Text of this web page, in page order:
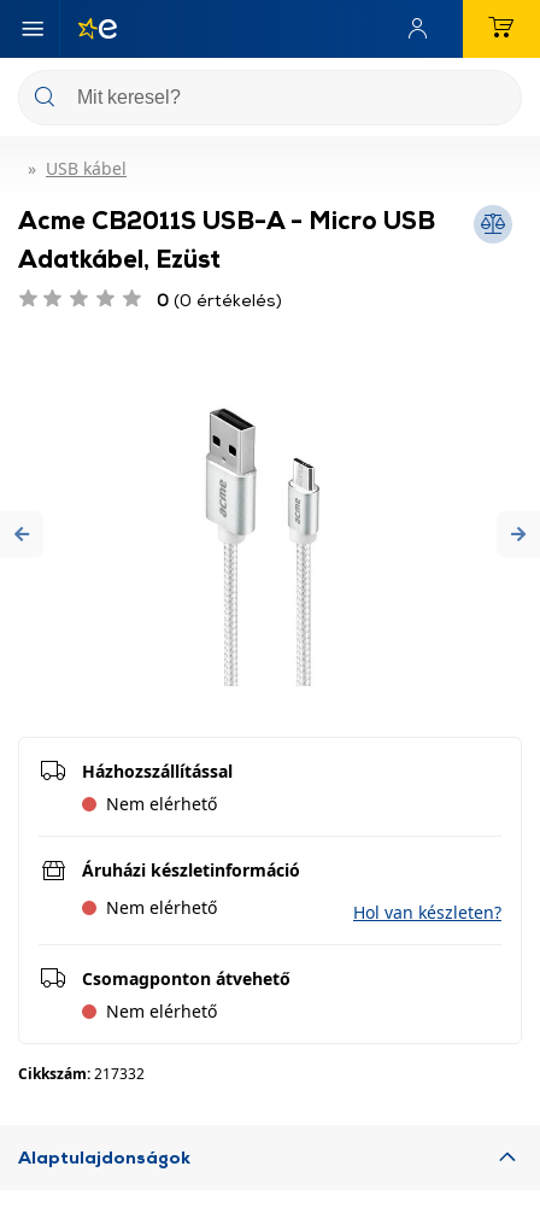
USB kábel
Acme CB2011S USB-A - Micro USB
Adatkábel, Ezüst
0 (0 értékelés)
Previous
Házhozszállítással
Nem elérhető
Áruházi készletinformáció
Nem elérhető
Hol van készleten?
Csomagponton átvehető
Nem elérhető
Cikkszám:217332
Alaptulajdonságok